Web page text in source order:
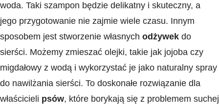
woda. Taki szampon będzie delikatny i skuteczny, a
jego przygotowanie nie zajmie wiele czasu. Innym
sposobem jest stworzenie własnych odżywek do
sierści. Możemy ⁣zmieszać ‌olejki, takie jak jojoba czy
migdałowy z wodą⁢ i wykorzystać je jako naturalny spray
do nawilżania sierści. To doskonałe rozwiązanie dla
właścicieli psów, które borykają się ⁢z problemem suchej